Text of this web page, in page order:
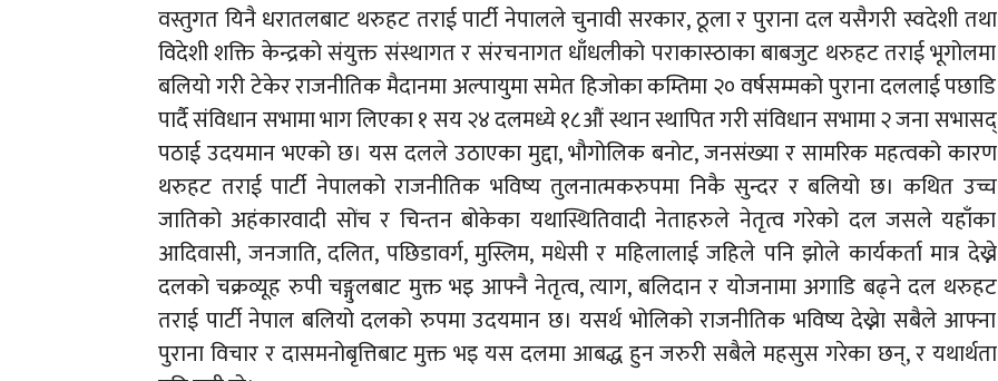
वस्तुगत यिनै धरातलबाट थरुहट तराई पार्टी नेपालले चुनावी सरकार, ठूला र पुराना दल यसैगरी स्वदेशी तथा
विदेशी शक्ति केन्द्रको संयुक्त संस्थागत र संरचनागत धाँधलीको पराकास्ठाका बाबजुट थरुहट तराई भूगोलमा
बलियो गरी टेकेर राजनीतिक मैदानमा अल्पायुमा समेत हिजोका कम्तिमा २० वर्षसम्मको पुराना दललाई पछाडि
पार्दै संविधान सभामा भाग लिएका १ सय २४ दलमध्ये १८औं स्थान स्थापित गरी संविधान सभामा २ जना सभासद्
पठाई उदयमान भएको छ। यस दलले उठाएका मुद्दा, भौगोलिक बनोट, जनसंख्या र सामरिक महत्वको कारण
थरुहट तराई पार्टी नेपालको राजनीतिक भविष्य तुलनात्मकरुपमा निकै सुन्दर र बलियो छ। कथित उच्च
जातिको अहंकारवादी सोंच र चिन्तन बोकेका यथास्थितिवादी नेताहरुले नेतृत्व गरेको दल जसले यहाँका
आदिवासी, जनजाति, दलित, पछिडावर्ग, मुस्लिम, मधेसी र महिलालाई जहिले पनि झोले कार्यकर्ता मात्र देख्ने
दलको चक्रव्यूह रुपी चङ्गुलबाट मुक्त भइ आफ्नै नेतृत्व, त्याग, बलिदान र योजनामा अगाडि बढ्ने दल थरुहट
तराई पार्टी नेपाल बलियो दलको रुपमा उदयमान छ। यसर्थ भोलिको राजनीतिक भविष्य देख्नेा सबैले आफ्ना
पुराना विचार र दासमनोबृत्तिबाट मुक्त भइ यस दलमा आबद्ध हुन जरुरी सबैले महसुस गरेका छन्, र यथार्थता